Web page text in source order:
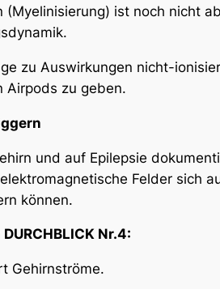
ist noch nicht
zu Auswirkungen nicht-
Airpods zu geben.
und auf Epilepsie
Felder sich
können.
Nr.4:
Gehirnströme.